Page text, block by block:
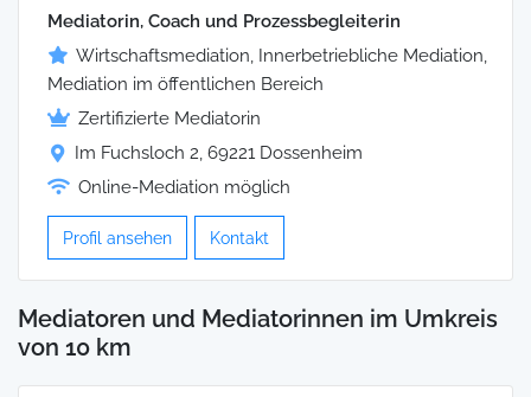
Mediatorin, Coach und Prozessbegleiterin
Wirtschaftsmediation, Innerbetriebliche Mediation,
Mediation im öffentlichen Bereich
Zertifizierte Mediatorin
Im Fuchsloch 2, 69221 Dossenheim
Online-Mediation möglich
Profil ansehen Kontakt
Mediatoren und Mediatorinnen im Umkreis
von 10 km